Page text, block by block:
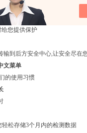
现场工作人员提供 个人安全
您提供保护
输到后方安全中心,让安全尽在
文菜单
的使用习惯
松存储3个月内的检测数据